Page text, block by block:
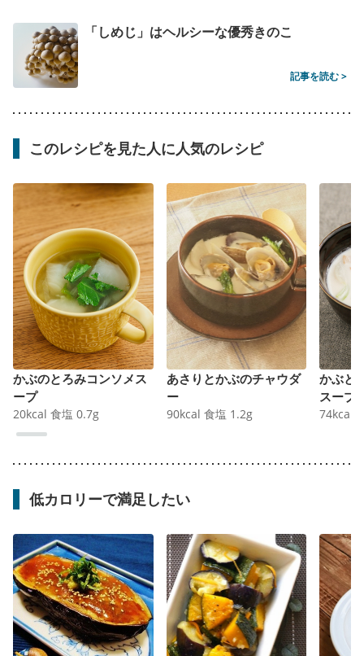
「しめじ」はヘルシーな優秀きのこ
記事を読む >
このレシピを見た人に人気のレシピ
かぶのとろみコンソメス
ープ
20kcal 食塩 0.7g
あさりとかぶのチャウダ
ー
90kcal 食塩 1.2g
かぶと
スープ
74kcal
低カロリーで満足したい